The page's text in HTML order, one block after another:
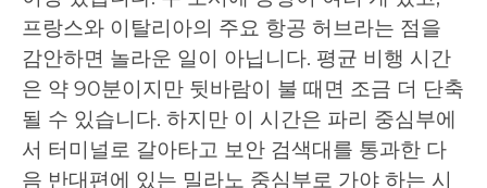
프랑스와 이탈리아의 주요 항공 허브라는 점을
감안하면 놀라운 일이 아닙니다. 평균 비행 시간
은 약 90분이지만 뒷바람이 불 때면 조금 더 단축
될 수 있습니다. 하지만 이 시간은 파리 중심부에
서 터미널로 갈아타고 보안 검색대를 통과한 다
음 반대편에 있는 밀라노 중심부로 가야 하는 시